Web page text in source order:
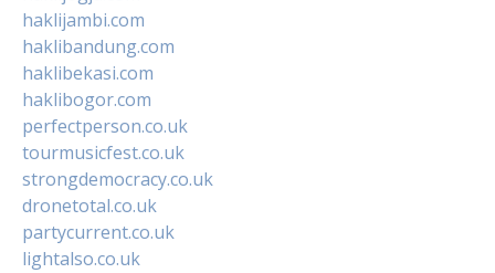
haklijambi.com
haklibandung.com
haklibekasi.com
haklibogor.com
perfectperson.co.uk
tourmusicfest.co.uk
strongdemocracy.co.uk
dronetotal.co.uk
partycurrent.co.uk
lightalso.co.uk